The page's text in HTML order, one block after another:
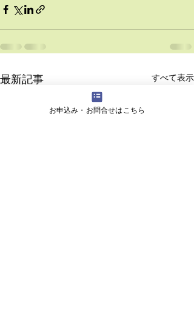
最新記事 すべて表示
お申込み・お問合せはこちら